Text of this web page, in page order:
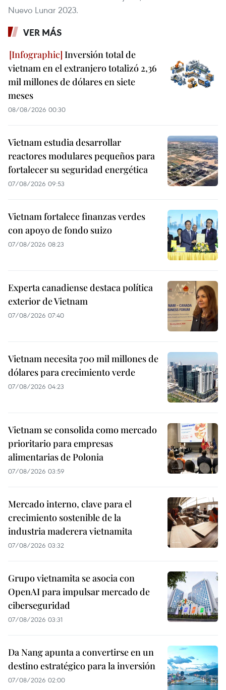
Nuevo Lunar 2023.
VER MÁS
Inversión total de
vietnam en el extranjero totalizó 2,36
mil millones de dólares en siete
meses
08/08/2026 00:30
Vietnam estudia desarrollar
reactores modulares pequeños para
fortalecer su seguridad energética
07/08/2026 09:53
Vietnam fortalece finanzas verdes
con apoyo de fondo suizo
07/08/2026 08:23
Experta canadiense destaca política
exterior de Vietnam
07/08/2026 07:40
Vietnam necesita 700 mil millones de
dólares para crecimiento verde
07/08/2026 04:23
Vietnam se consolida como mercado
prioritario para empresas
alimentarias de Polonia
07/08/2026 03:59
Mercado interno, clave para el
crecimiento sostenible de la
industria maderera vietnamita
07/08/2026 03:32
Grupo vietnamita se asocia con
OpenAI para impulsar mercado de
ciberseguridad
07/08/2026 03:31
Da Nang apunta a convertirse en un
destino estratégico para la inversión
07/08/2026 02:00